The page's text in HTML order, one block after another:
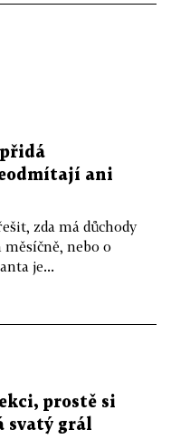
ani
zda má důchody
nebo o
je...
prostě si
svatý grál